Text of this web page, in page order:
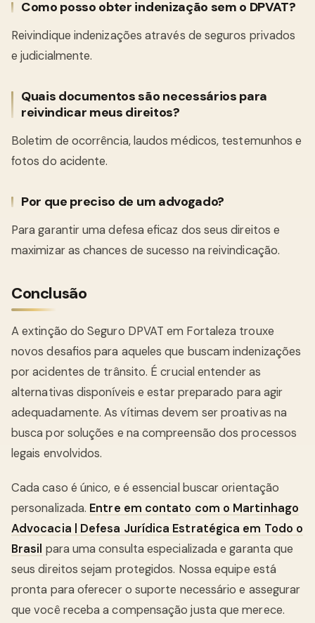
Como posso obter indenização sem o DPVAT?
Reivindique indenizações através de seguros privados
e judicialmente.
Quais documentos são necessários para
reivindicar meus direitos?
Boletim de ocorrência, laudos médicos, testemunhos e
fotos do acidente.
Por que preciso de um advogado?
Para garantir uma defesa eficaz dos seus direitos e
maximizar as chances de sucesso na reivindicação.
Conclusão
A extinção do Seguro DPVAT em Fortaleza trouxe
novos desafios para aqueles que buscam indenizações
por acidentes de trânsito. É crucial entender as
alternativas disponíveis e estar preparado para agir
adequadamente. As vítimas devem ser proativas na
busca por soluções e na compreensão dos processos
legais envolvidos.
Cada caso é único, e é essencial buscar orientação
personalizada. Entre em contato com o Martinhago
Advocacia | Defesa Jurídica Estratégica em Todo o
Brasil para uma consulta especializada e garanta que
seus direitos sejam protegidos. Nossa equipe está
pronta para oferecer o suporte necessário e assegurar
que você receba a compensação justa que merece.